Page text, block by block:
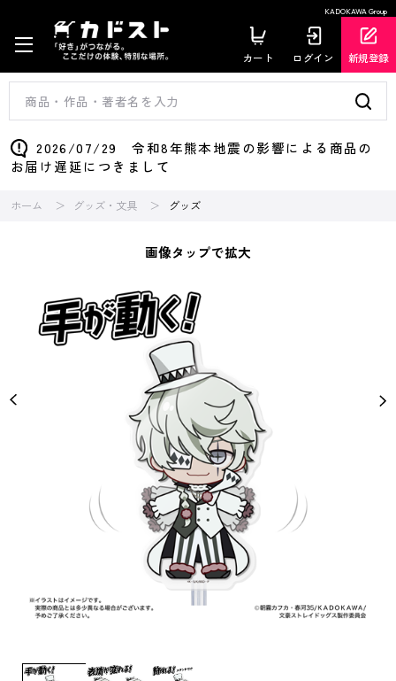
KADOKAWA Group
カート ログイン 新規登録
2026/07/29 令和8年熊本地震の影響による商品の
お届け遅延につきまして
ホーム グッズ・文具 グッズ
画像タップで拡大